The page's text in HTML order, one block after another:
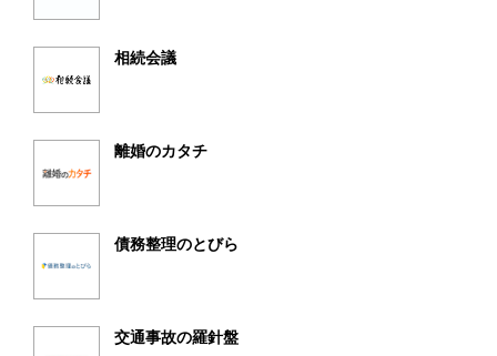
相続会議
離婚のカタチ
債務整理のとびら
交通事故の羅針盤